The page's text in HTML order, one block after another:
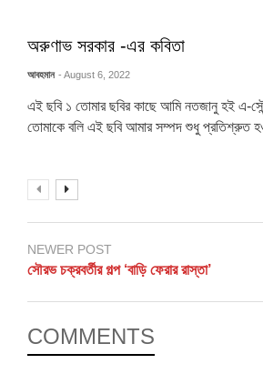
অরুণাভ সরকার -এর কবিতা
আবহমান - August 6, 2022
এই ছবি ১ তোমার ছবির কাছে আমি নতজানু হই এ-
তোমাকে বলি এই ছবি আমার সম্পদ শুধু প্রতিশ্রুত
NEWER POST
সৌরভ চক্রবর্তীর গল্প ‘বাড়ি ফেরার রাস্তা’
COMMENTS